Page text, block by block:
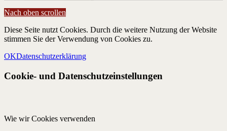
Nach oben scrollen
Diese Seite nutzt Cookies. Durch die weitere Nutzung der Website
stimmen Sie der Verwendung von Cookies zu.
OKDatenschutzerklärung
Cookie- und Datenschutzeinstellungen
Wie wir Cookies verwenden